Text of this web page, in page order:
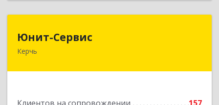
Юнит-Сервис
Керчь298300, Крым Респ, Керчь г, Кооперативный